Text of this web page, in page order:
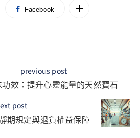
Facebook
previous post
功效：提升心靈能量的天然寶石
post
期規定與退貨權益保障